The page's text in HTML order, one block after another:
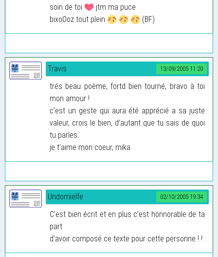
soin de toi
jtm ma puce
bixoOoz tout plein
(BF)
13/09/2005 11:20
Travis
trés beau poème, fortd bien tourné, bravo à toi
mon amour !
c’est un geste qui aura été apprécié a sa juste
valeur, crois le bien, d’autant que tu sais de quoi
tu parles.
je t’aime mon coeur, mika
02/10/2005 19:34
Undomielfe
C’est bien écrit et en plus c’est honnorable de ta
part
d’avoir composé ce texte pour cette personne ! !